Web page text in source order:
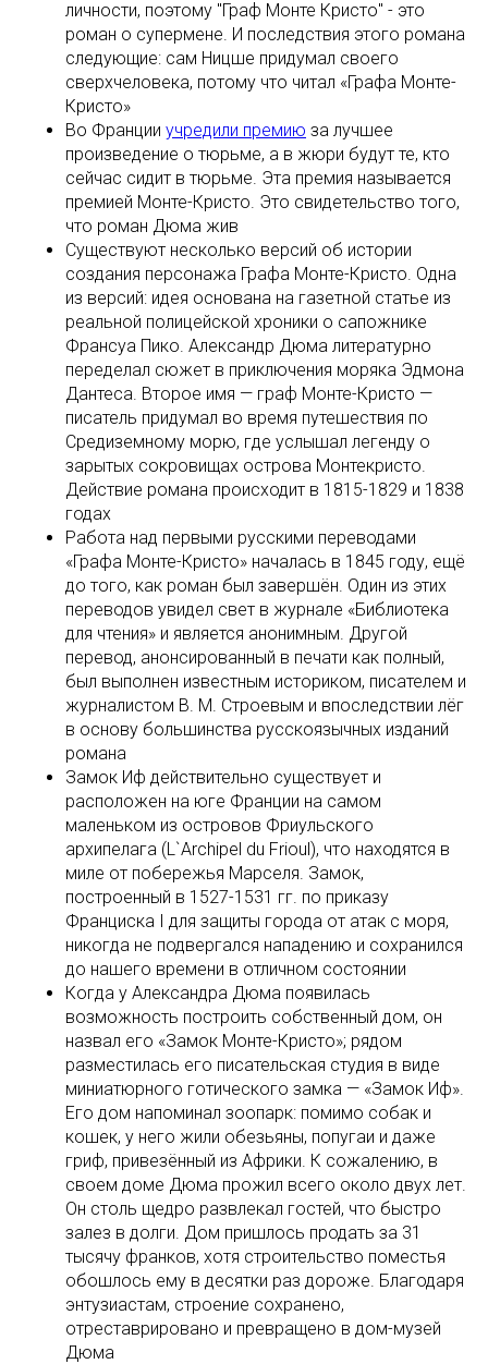
личности, поэтому "Граф Монте Кристо" - это
роман о супермене. И последствия этого романа
следующие: сам Ницше придумал своего
сверхчеловека, потому что читал «Графа Монте-
Кристо»
Во Франции учредили премию за лучшее
произведение о тюрьме, а в жюри будут те, кто
сейчас сидит в тюрьме. Эта премия называется
премией Монте-Кристо. Это свидетельство того,
что роман Дюма жив
Существуют несколько версий об истории
создания персонажа Графа Монте-Кристо. Одна
из версий: идея основана на газетной статье из
реальной полицейской хроники о сапожнике
Франсуа Пико. Александр Дюма литературно
переделал сюжет в приключения моряка Эдмона
Дантеса. Второе имя — граф Монте-Кристо —
писатель придумал во время путешествия по
Средиземному морю, где услышал легенду о
зарытых сокровищах острова Монтекристо.
Действие романа происходит в 1815-1829 и 1838
годах
Работа над первыми русскими переводами
«Графа Монте-Кристо» началась в 1845 году, ещё
до того, как роман был завершён. Один из этих
переводов увидел свет в журнале «Библиотека
для чтения» и является анонимным. Другой
перевод, анонсированный в печати как полный,
был выполнен известным историком, писателем и
журналистом В. М. Строевым и впоследствии лёг
в основу большинства русскоязычных изданий
романа
Замок Иф действительно существует и
расположен на юге Франции на самом
маленьком из островов Фриульского
архипелага (L`Archipel du Frioul), что находятся в
миле от побережья Марселя. Замок,
построенный в 1527-1531 гг. по приказу
Франциска I для защиты города от атак с моря,
никогда не подвергался нападению и сохранился
до нашего времени в отличном состоянии
Когда у Александра Дюма появилась
возможность построить собственный дом, он
назвал его «Замок Монте-Кристо»; рядом
разместилась его писательская студия в виде
миниатюрного готического замка — «Замок Иф».
Его дом напоминал зоопарк: помимо собак и
кошек, у него жили обезьяны, попугаи и даже
гриф, привезённый из Африки. К сожалению, в
своем доме Дюма прожил всего около двух лет.
Он столь щедро развлекал гостей, что быстро
залез в долги. Дом пришлось продать за 31
тысячу франков, хотя строительство поместья
обошлось ему в десятки раз дороже. Благодаря
энтузиастам, строение сохранено,
отреставрировано и превращено в дом-музей
Дюма